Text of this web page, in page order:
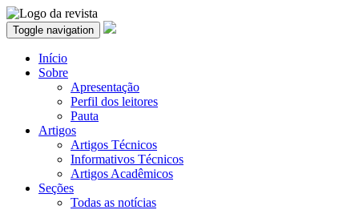
Toggle navigation
Início
Sobre
Apresentação
Perfil dos leitores
Pauta
Artigos
Artigos Técnicos
Informativos Técnicos
Artigos Acadêmicos
Seções
Todas as notícias